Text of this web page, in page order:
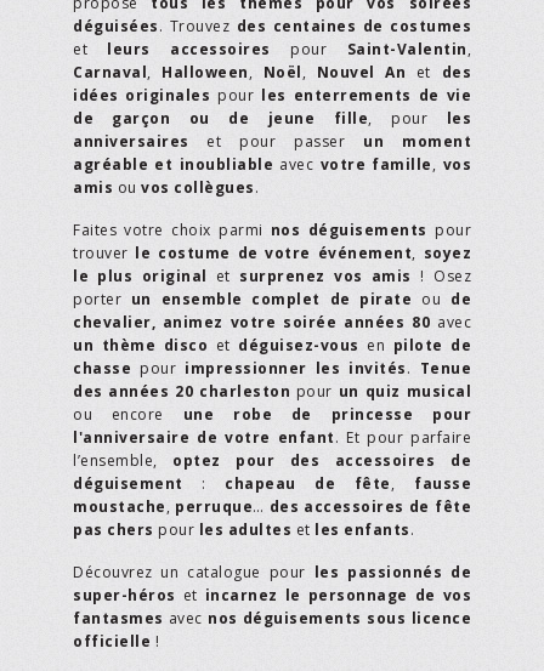
déguisées. Trouvez des centaines de costumes
et leurs accessoires pour Saint-Valentin,
Carnaval, Halloween, Noël, Nouvel An et des
idées originales pour les enterrements de vie
de garçon ou de jeune fille, pour les
anniversaires et pour passer un moment
agréable et inoubliable avec votre famille, vos
amis ou vos collègues.
Faites votre choix parmi nos déguisements pour
trouver le costume de votre événement, soyez
le plus original et surprenez vos amis ! Osez
porter un ensemble complet de pirate ou de
chevalier, animez votre soirée années 80 avec
un thème disco et déguisez-vous en pilote de
chasse pour impressionner les invités. Tenue
des années 20 charleston pour un quiz musical
ou encore une robe de princesse pour
l'anniversaire de votre enfant. Et pour parfaire
l’ensemble, optez pour des accessoires de
déguisement : chapeau de fête, fausse
moustache, perruque… des accessoires de fête
pas chers pour les adultes et les enfants.
Découvrez un catalogue pour les passionnés de
super-héros et incarnez le personnage de vos
fantasmes avec nos déguisements sous licence
officielle !